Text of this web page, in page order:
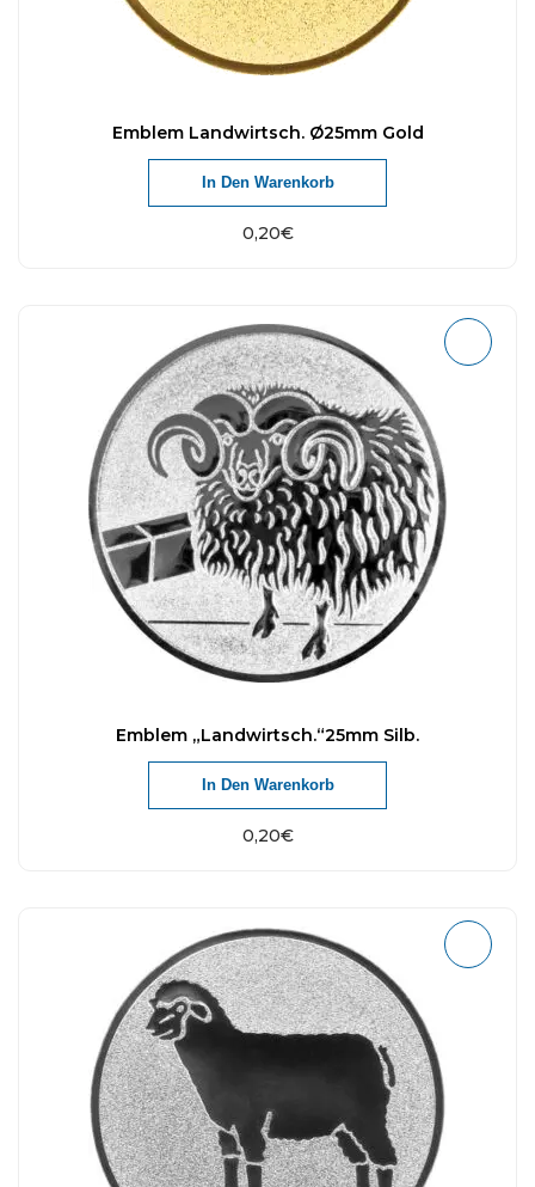
Emblem Landwirtsch. Ø25mm Gold
0,20€
In Den Warenkorb
Emblem „Landwirtsch.“25mm Silb.
0,20€
In Den Warenkorb